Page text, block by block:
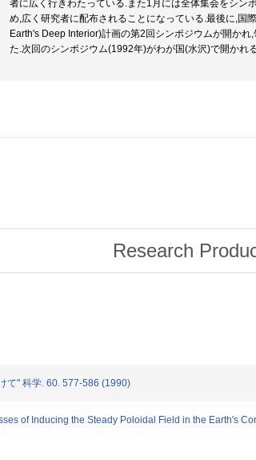
者に広く行きわたっている.また1月には全体集会をシン
め,広く研究者に配布されることになっている.最後に,国
Earth's Deep Interior)計画の第2回シンポジウムが開か
た.次回のシンポジウム(1992年)がわが国(水沢)で開かれ
Research
て" 科学. 60. 577-586 (1990)
of Inducing the Steady Poloidal Field in the Earth's